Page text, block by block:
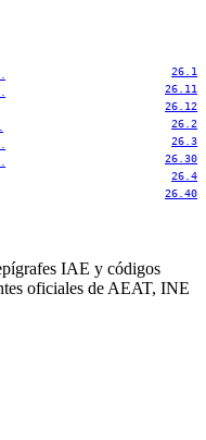
26.1
26.11
26.12
26.2
26.3
26.30
26.4
26.40
IAE y códigos
oficiales de AEAT, INE